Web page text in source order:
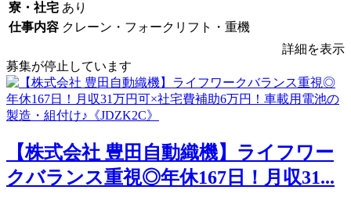
寮・社宅 あり
仕事内容 クレーン・フォークリフト・重機
詳細を表示
募集が停止しています
【株式会社 豊田自動織機】ライフワー
クバランス重視◎年休167日！月収31...